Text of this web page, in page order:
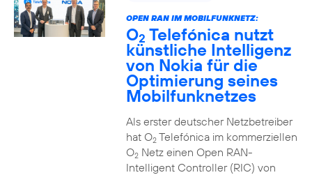
OPEN RAN IM MOBILFUNKNETZ:
O2 Telefónica nutzt
künstliche Intelligenz
von Nokia für die
Optimierung seines
Mobilfunknetzes
Als erster deutscher Netzbetreiber
hat O2Telefónica im kommerziellen
O2Netz einen Open RAN-
Intelligent Controller (RIC) von